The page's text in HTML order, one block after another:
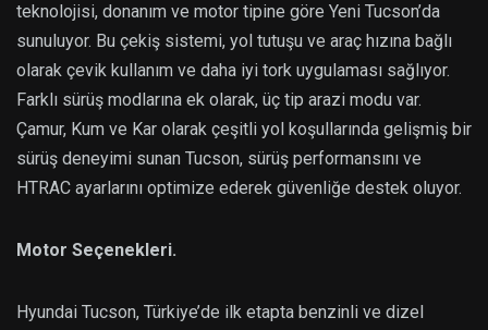
teknolojisi, donanım ve motor tipine göre Yeni Tucson’da
sunuluyor. Bu çekiş sistemi, yol tutuşu ve araç hızına bağlı
olarak çevik kullanım ve daha iyi tork uygulaması sağlıyor.
Farklı sürüş modlarına ek olarak, üç tip arazi modu var.
Çamur, Kum ve Kar olarak çeşitli yol koşullarında gelişmiş bir
sürüş deneyimi sunan Tucson, sürüş performansını ve
HTRAC ayarlarını optimize ederek güvenliğe destek oluyor.
Motor Seçenekleri.
Hyundai Tucson, Türkiye’de ilk etapta benzinli ve dizel